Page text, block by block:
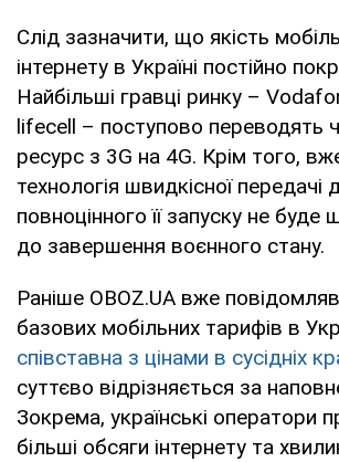
Слід зазначити, що якість
інтернету в Україні постійно
Найбільші гравці ринку –
lifecell – поступово переводять
ресурс з 3G на 4G. Крім того,
технологія швидкісної передачі
повноцінного її запуску не
до завершення воєнного стану.
Раніше OBOZ.UA вже
базових мобільних тарифів в
співставна з цінами в сусідніх
суттєво відрізняється за
Зокрема, українські оператори
більші обсяги інтернету та